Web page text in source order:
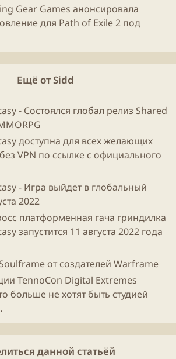
Gear Games анонсировала
для Path of Exile 2 под
Ещё от Sidd
- Состоялся глобал релиз Shared
доступна для всех желающих
VPN по ссылке с официального
- Игра выйдет в глобальный
2022
платформенная гача гриндилка
запустится 11 августа 2022 года
от создателей Warframe
TennoCon Digital Extremes
больше не хотят быть студией
данной статьёй